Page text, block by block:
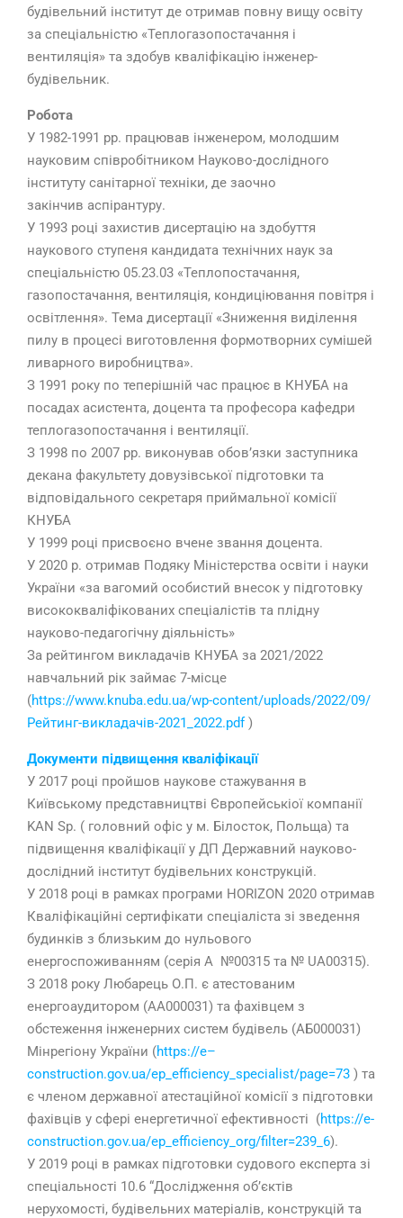
будівельний інститут де отримав повну вищу освіту
за спеціальністю «Теплогазопостачання і
вентиляція» та здобув кваліфікацію інженер-
будівельник.
Робота
У 1982-1991 рр. працював інженером, молодшим
науковим співробітником Науково-дослідного
інституту санітарної техніки, де заочно
закінчив аспірантуру.
У 1993 році захистив дисертацію на здобуття
наукового ступеня кандидата технічних наук за
спеціальністю 05.23.03 «Теплопостачання,
газопостачання, вентиляція, кондиціювання повітря і
освітлення». Тема дисертації «Зниження виділення
пилу в процесі виготовлення формотворних сумішей
ливарного виробництва».
З 1991 року по теперішній час працює в КНУБА на
посадах асистента, доцента та професора кафедри
теплогазопостачання і вентиляції.
З 1998 по 2007 рр. виконував обов’язки заступника
декана факультету довузівської підготовки та
відповідального секретаря приймальної комісії
КНУБА
У 1999 році присвоєно вчене звання доцента.
У 2020 р. отримав Подяку Міністерства освіти і науки
України «за вагомий особистий внесок у підготовку
висококваліфікованих спеціалістів та плідну
науково-педагогічну діяльність»
За рейтингом викладачів КНУБА за 2021/2022
навчальний рік займає 7-місце
(https://www.knuba.edu.ua/wp-content/uploads/2022/09/
Рейтинг-викладачів-2021_2022.pdf)
Документи підвищення кваліфікації
У 2017 році пройшов наукове стажування в
Київському представництві Європейськіої компанії
KAN Sp. ( головний офіс у м. Білосток, Польща) та
підвищення кваліфікації у ДП Державний науково-
дослідний інститут будівельних конструкцій.
У 2018 році в рамках програми HORIZON 2020 отримав
Кваліфікаційні сертифікати спеціаліста зі зведення
будинків з близьким до нульового
енергоспоживанням (серія А №00315 та № UA00315).
З 2018 року Любарець О.П. є атестованим
енергоаудитором (АА000031) та фахівцем з
обстеження інженерних систем будівель (АБ000031)
Мінрегіону України (https://e–
construction.gov.ua/ep efficiency specialist/page=73 ) та
є членом державної атестаційної комісії з підготовки
фахівців у сфері енергетичної ефективності (https://e-
construction.gov.ua/ep_efficiency_org/filter=239_6).
У 2019 році в рамках підготовки судового експерта зі
спеціальності 10.6 “Дослідження об’єктів
нерухомості, будівельних матеріалів, конструкцій та